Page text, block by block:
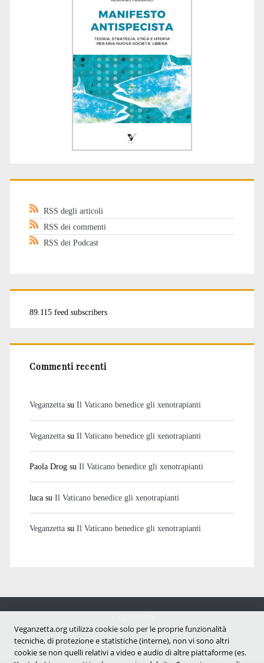
RSS degli articoli
RSS dei commenti
RSS dei Podcast
89.115 feed subscribers
Commenti recenti
Veganzettasu Il Vaticano benedice gli xenotrapianti
Veganzettasu Il Vaticano benedice gli xenotrapianti
Paola Drogsu Il Vaticano benedice gli xenotrapianti
lucasu Il Vaticano benedice gli xenotrapianti
Veganzettasu Il Vaticano benedice gli xenotrapianti
Notizie dal mondo vegan e antispecista
Veganzetta.org utilizza cookie solo per le proprie funzionalità
tecniche, di protezione e statistiche (interne), non vi sono altri
cookie se non quelli relativi a video e audio di altre piattaforme (es.